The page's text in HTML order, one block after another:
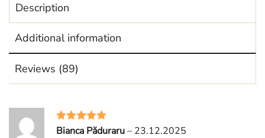
Description
Additional information
Reviews (89)
Rated5out
Bianca Păduraru– 23.12.2025